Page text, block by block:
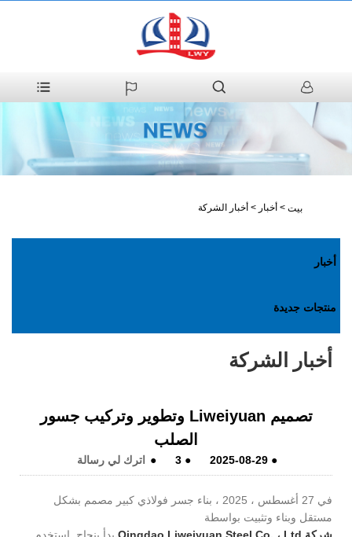
بيت > أخبار > أخبار الشركة
أخبار
منتجات جديدة
أخبار الشركة
تصميم Liweiyuan وتطوير وتركيب جسور
الصلب
●
2025-08-29
●
3
● اترك لي رسالة
في 27 أغسطس ، 2025 ، بناء جسر فولاذي كبير مصمم بشكل
مستقل وبناء وتثبيت بواسطة